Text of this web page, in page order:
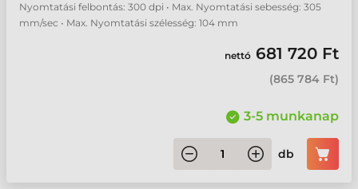
Nyomtatási felbontás: 300 dpi • Max. Nyomtatási sebesség: 305
mm/sec • Max. Nyomtatási szélesség: 104 mm
nettó 681 720 Ft
(865 784 Ft)
3-5 munkanap
db